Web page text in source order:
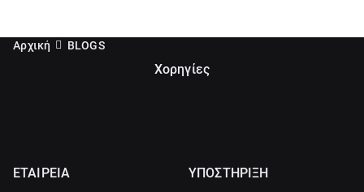
Αρχική BLOGS
Χορηγίες
ΕΤΑΙΡΕΙΑ ΥΠΟΣΤΗΡΙΞΗ